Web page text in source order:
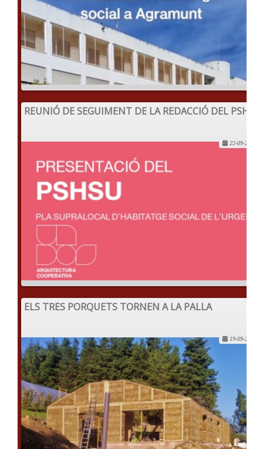
REUNIÓ DE SEGUIMENT DE LA REDACCIÓ DEL PSHSU
22-09-2022
ELS TRES PORQUETS TORNEN A LA PALLA
19-09-2022